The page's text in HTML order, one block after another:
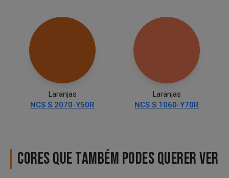
Laranjas
NCS S 2070-Y50R
Laranjas
NCS S 1060-Y70R
CORES QUE TAMBÉM PODES QUERER VER